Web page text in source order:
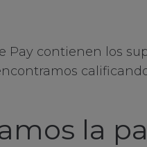
Pay contienen los
la